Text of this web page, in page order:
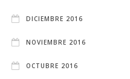
DICIEMBRE 2016
NOVIEMBRE 2016
OCTUBRE 2016